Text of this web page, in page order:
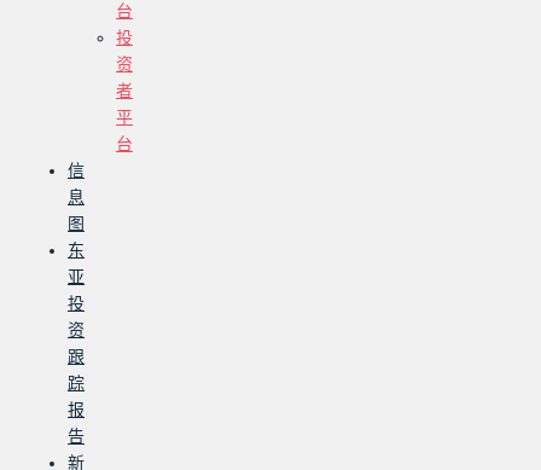
台
投
资
者
平
台
信
息
图
东
亚
投
资
跟
踪
报
告
新